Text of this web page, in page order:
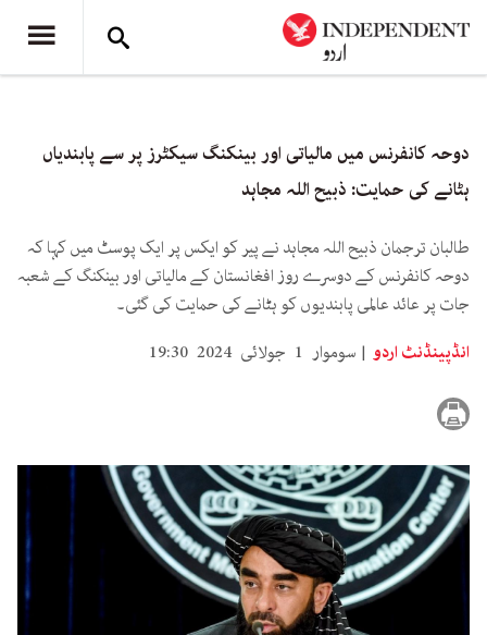
دوحہ کانفرنس میں مالیاتی اور بینکنگ سیکٹرز پر سے پابندیاں
ہٹانے کی حمایت: ذبیح اللہ مجاہد
طالبان ترجمان ذبیح اللہ مجاہد نے پیر کو ایکس پر ایک پوسٹ میں کہا کہ
دوحہ کانفرنس کے دوسرے روز افغانستان کے مالیاتی اور بینکنگ کے شعبہ
جات پر عائد عالمی پابندیوں کو ہٹانے کی حمایت کی گئی۔
انڈپینڈنٹ اردو
سوموار 1 جولائی 2024 19:30